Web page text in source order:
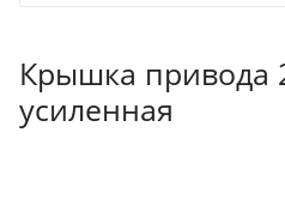
Крышка привода
усиленная